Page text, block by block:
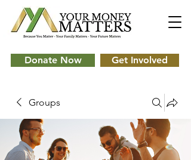
Donate Now Get Involved
Groups